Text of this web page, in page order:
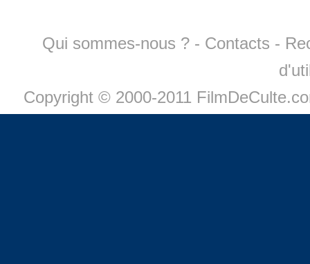
Qui sommes-nous ? - Contacts -
Copyright © 2000-2011